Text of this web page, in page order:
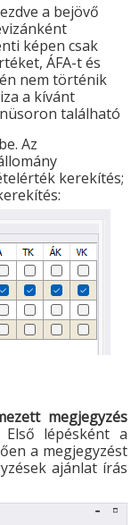
a bejövő
képen csak
ÁFA-t és
nem történik
a kívánt
található
Az
kerekítés;
megjegyzés
lépésként a
a megjegyzést
ajánlat írás